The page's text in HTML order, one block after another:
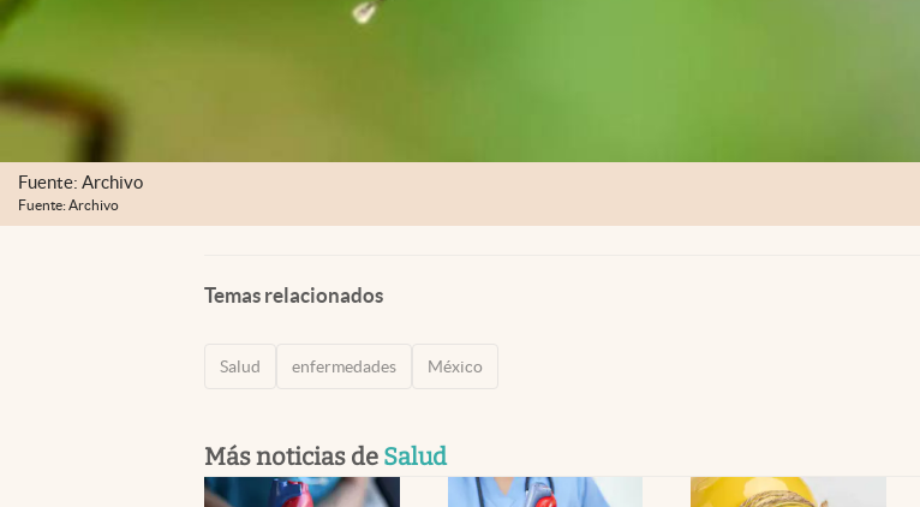
Fuente: Archivo
Fuente: Archivo
Temas relacionados
Salud enfermedades México
Más noticias de Salud